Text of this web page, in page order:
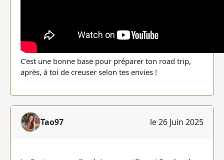
C'est une bonne base pour préparer ton road trip,
après, à toi de creuser selon tes envies !
Tao97 le 26 Juin 2025